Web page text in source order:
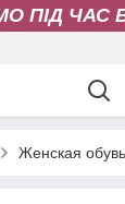
ПІД ЧАС
Женская обувь